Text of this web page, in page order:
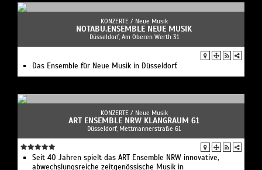
KONZERTE / Neue Musik
NOTABU.ENSEMBLE NEUE MUSIK
Düsseldorf, Am Oberen Werth 31
Das Ensemble für Neue Musik in Düsseldorf.
KONZERTE / Neue Musik
ART ENSEMBLE NRW KLANGRAUM 61
Düsseldorf, Mettmannerstraße 61
Seit 40 Jahren spielt das ART Ensemble NRW innovative,
abwechslungsreiche zeitgenössische Musik in